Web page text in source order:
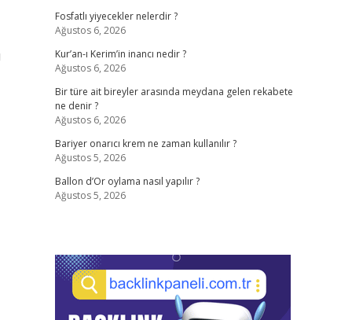
Fosfatlı yiyecekler nelerdir ?
Ağustos 6, 2026
Kur’an-ı Kerim’in inancı nedir ?
Ağustos 6, 2026
Bir türe ait bireyler arasında meydana gelen rekabete
ne denir ?
Ağustos 6, 2026
Bariyer onarıcı krem ne zaman kullanılır ?
Ağustos 5, 2026
Ballon d’Or oylama nasıl yapılır ?
Ağustos 5, 2026